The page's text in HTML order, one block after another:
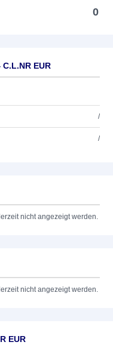
0
EUR
/
/
nicht angezeigt werden.
nicht angezeigt werden.
EUR